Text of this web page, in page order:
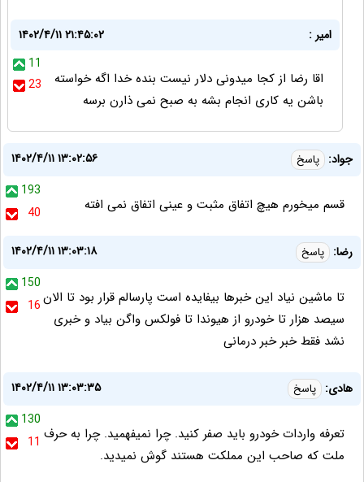
امیر :
۱۴۰۲/۴/۱۱ ۲۱:۴۵:۰۲
11
23
اقا رضا از کجا میدونی دلار نیست بنده خدا اگه خواسته
باشن یه کاری انجام بشه به صبح نمی ذارن برسه
جواد: پاسخ
۱۴۰۲/۴/۱۱ ۱۳:۰۲:۵۶
193
40
قسم میخورم هیچ اتفاق مثبت و عینی اتفاق نمی افته
رضا: پاسخ
۱۴۰۲/۴/۱۱ ۱۳:۰۳:۱۸
150
16تا ماشین نیاد این خبرها بیفایده است پارسالم قرار بود تا الان
سیصد هزار تا خودرو از هیوندا تا فولکس واگن بیاد و خبری
نشد فقط خبر خبر درمانی
هادی: پاسخ
۱۴۰۲/۴/۱۱ ۱۳:۰۳:۳۵
130
11 تعرفه واردات خودرو باید صفر کنید. چرا نمیفهمید. چرا به حرف
ملت که صاحب این مملکت هستند گوش نمیدید.